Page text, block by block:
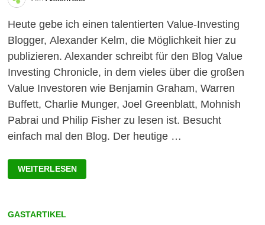
Heute gebe ich einen talentierten Value-Investing
Blogger, Alexander Kelm, die Möglichkeit hier zu
publizieren. Alexander schreibt für den Blog Value
Investing Chronicle, in dem vieles über die großen
Value Investoren wie Benjamin Graham, Warren
Buffett, Charlie Munger, Joel Greenblatt, Mohnish
Pabrai und Philip Fisher zu lesen ist. Besucht
einfach mal den Blog. Der heutige …
WARUM
DIVIDENDENZAHLUNGEN
SO
GASTARTIKEL
WEITERLESEN
GASTARTIKEL